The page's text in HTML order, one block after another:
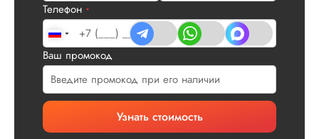
Телефон *
Ваш промокод
Узнать стоимость
официального
договора. Само
по структуре
что не было
все в порядке в
не задалбывали,
посмотрели, что